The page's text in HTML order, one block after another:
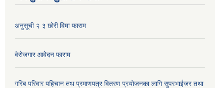
अनुसूची २ ३ छोरी विमा फाराम
वेरोजगार आवेदन फाराम
गरिब परिवार पहिचान तथ प्रमाणपत्र वितरण प्रयोजनका लागि सुपरभाईजर तथा